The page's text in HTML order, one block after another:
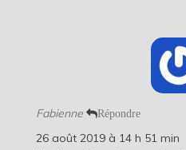
Fabienne Répondre
26 août 2019 à 14 h 51 min